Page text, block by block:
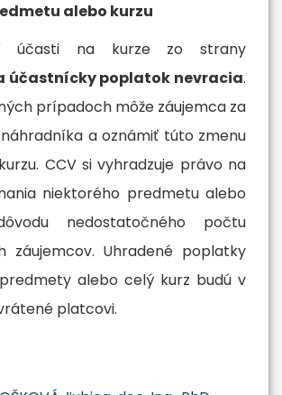
alebo kurzu
účasti na kurze zo strany
účastnícky poplatok nevracia.
prípadoch môže záujemca za
a oznámiť túto zmenu
CCV si vyhradzuje právo na
niektorého predmetu alebo
nedostatočného počtu
záujemcov. Uhradené poplatky
alebo celý kurz budú v
platcovi.